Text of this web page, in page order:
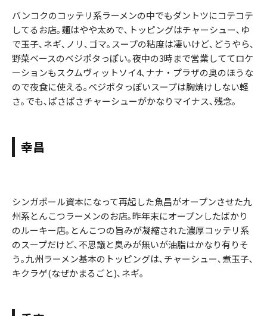
バンコクのコッテリ系ラーメンの中でもダントツにコテコテ
してるお店｡麺はやや太めで､トッピングはチャーシュー､ゆ
で玉子､ネギ､ノリ､ゴマ｡スープの粘度は凄いけど､どうやら､
野菜ベースのベジポタっぽい｡夜中の3時まで営業しててロケ
ーションもスクムヴィットソイ4､ナナ・プラザの奥のほうな
ので夜食に使える｡ベジポタっぽいスープは胸焼けしない軽
さ｡でも､ぱさぱさチャーシューがかなりマイナス､残念｡
幸昌
シンガポール資本になって再起した魚昌がオープンさせた九
州系とんこつラーメンのお店｡昨年末にオープンしたばかり
のルーキー店｡とんこつの旨みが凝縮された濃厚コッテリ系
のスープだけど､不思議と臭みが無いが油脂はかなり有りそ
う｡九州ラーメン基本のトッピングは､チャーシュー､煮玉子､
キクラゲ(なぜかまるごと)､ネギ｡